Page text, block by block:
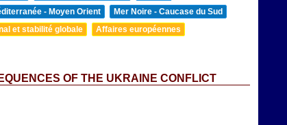
- Moyen Orient
Mer Noire - Caucase du Sud
et stabilité globale
Affaires européennes
OF THE UKRAINE CONFLICT